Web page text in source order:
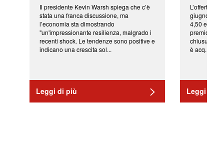
Il presidente Kevin Warsh spiega che c’è
stata una franca discussione, ma
l’economia sta dimostrando
"un'impressionante resilienza, malgrado i
recenti shock. Le tendenze sono positive e
indicano una crescita sol...
Leggi di più
L’offerta
giugno da
4,50 euro
premio di
chiusura
è acq...
Leggi di